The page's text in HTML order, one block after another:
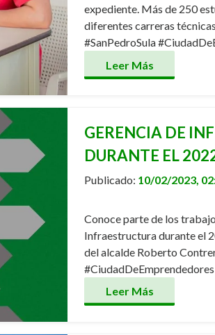
expediente. Más de 250
diferentes carreras
#SanPedroSula
Leer Más
GERENCIA DE
DURANTE EL
Publicado: 10/02/2023,
Conoce parte de los
Infraestructura durante el
del alcalde Roberto
#CiudadDeEmprendedores
Leer Más